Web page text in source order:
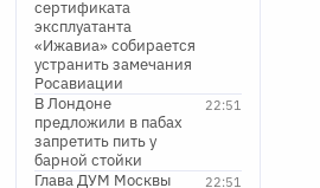
сертификата
эксплуатанта
«Ижавиа» собирается
устранить замечания
Росавиации
22:51
В Лондоне
предложили в пабах
запретить пить у
барной стойки
22:51
Глава ДУМ Москвы